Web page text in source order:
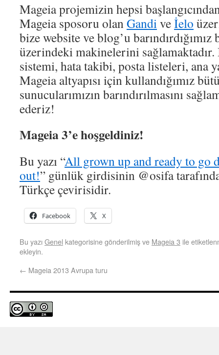
Mageia projemizin hepsi
Mageia sposoru olanGandiveİelo
bize website ve blog’u barındırdığımız
üzerindeki makinelerini sağlamaktadır.
sistemi, hata takibi, posta listeleri, ana
Mageia altyapısı için kullandığımız
sunucularımızın barındırılmasını
ederiz!
Mageia 3’e hoşgeldiniz!
Bu yazı “All grown up and ready to go
out!” günlük girdisinin @osifa
Türkçe çevirisidir.
Facebook X
Bu yazı Genel kategorisine gönderilmiş ve Mageia 3 ile
ekleyin.
← Mageia 2013 Avrupa turu